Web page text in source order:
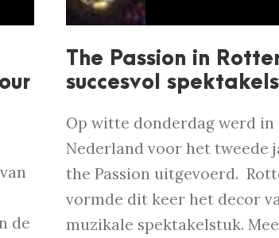
de
The Passion in
succesvol
Op witte donderdag werd in
Nederland voor het tweede
the Passion uitgevoerd.
vormde dit keer het decor
muzikale spektakelstuk.